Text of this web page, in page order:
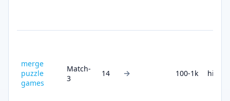
merge
puzzle
games
Match-
3
14 → 100-1k high